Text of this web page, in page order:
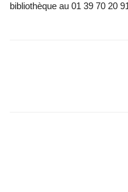
bibliothèque au 01 39 70 20